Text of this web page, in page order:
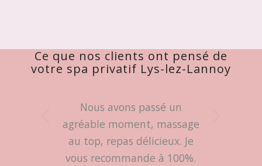
Ce que nos clients ont pensé de
votre spa privatif Lys-lez-Lannoy
Nous avons passé un
agréable moment, massage
au top, repas délicieux. Je
vous recommande à 100%.
Suivant